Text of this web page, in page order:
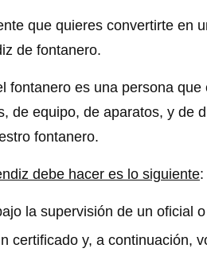
que quieres convertirte en
de fontanero.
fontanero es una persona
de equipo, de aparatos, y de
fontanero.
debe hacer es lo siguiente:
la supervisión de un oficial
certificado y, a continuación,